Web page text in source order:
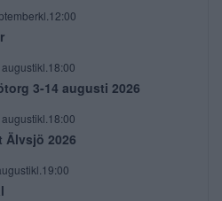
3-14 augusti 2026
Älvsjö 2026